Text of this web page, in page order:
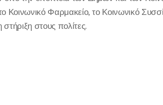
Φαρμακείο, το Κοινωνικό
στους πολίτες.